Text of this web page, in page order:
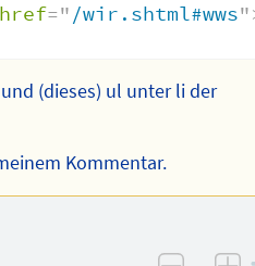
href=" /wir.shtml#wws"
(dieses) ul unter li der
Kommentar.